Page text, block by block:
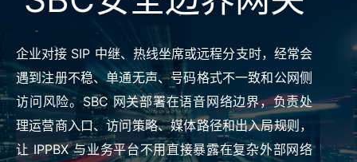
企业对接 SIP 中继、热线坐席或远程分支时，经常会
遇到注册不稳、单通无声、号码格式不一致和公网侧
访问风险。SBC 网关部署在语音网络边界，负责处
理运营商入口、访问策略、媒体路径和出入局规则，
让 IPPBX 与业务平台不用直接暴露在复杂外部网络